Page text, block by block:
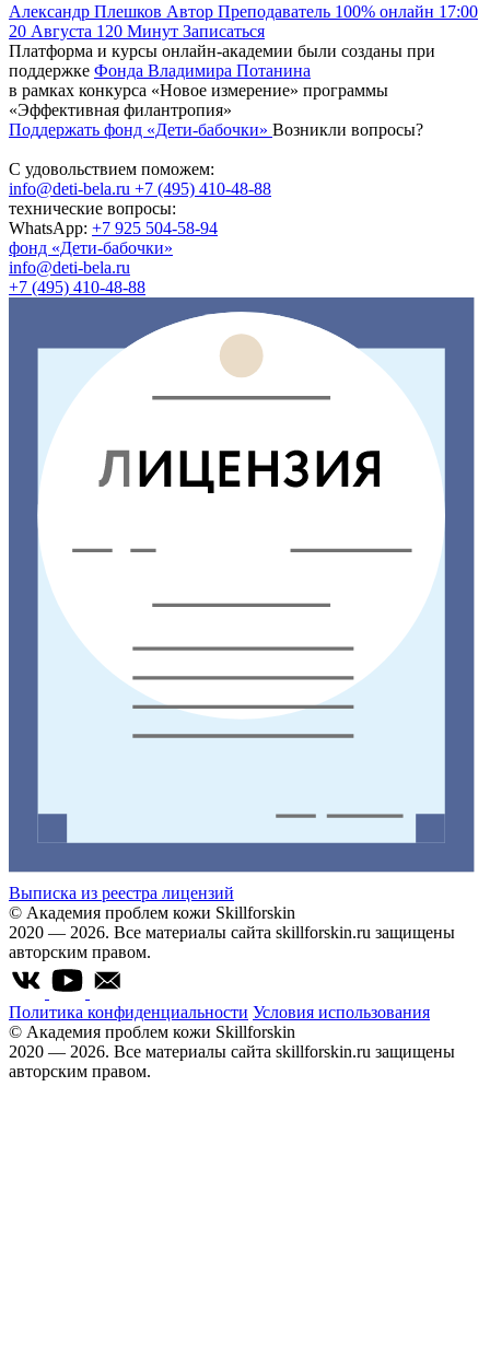
Александр Плешков Автор Преподаватель 100% онлайн 17:00
20 Августа 120 Минут Записаться
Платформа и курсы онлайн-академии были созданы при
поддержке Фонда Владимира Потанина
в рамках конкурса «Новое измерение» программы
«Эффективная филантропия»
Поддержать фонд «Дети-бабочки» Возникли вопросы?
С удовольствием поможем:
info@deti-bela.ru +7 (495) 410-48-88
технические вопросы:
WhatsApp: +7 925 504-58-94
фонд «Дети-бабочки»
info@deti-bela.ru
+7 (495) 410-48-88
Выписка из реестра лицензий
© Академия проблем кожи Skillforskin
2020 — 2026. Все материалы сайта skillforskin.ru защищены
авторским правом.
Политика конфиденциальности Условия использования
© Академия проблем кожи Skillforskin
2020 — 2026. Все материалы сайта skillforskin.ru защищены
авторским правом.